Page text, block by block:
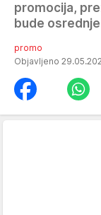
promocija,
bude
promo
Objavljeno